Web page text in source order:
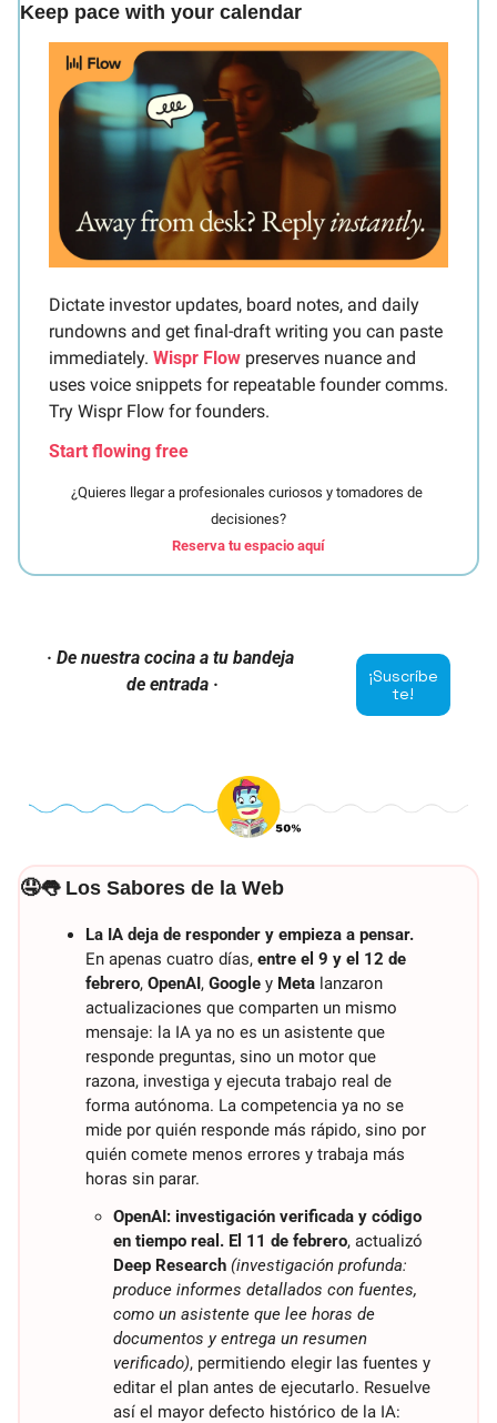
Keep pace with your calendar
Dictate investor updates, board notes, and daily
rundowns and get final-draft writing you can paste
immediately. Wispr Flow preserves nuance and
uses voice snippets for repeatable founder comms.
Try Wispr Flow for founders.
Start flowing free
¿Quieres llegar a profesionales curiosos y tomadores de
decisiones?
Reserva tu espacio aquí
· De nuestra cocina a tu bandeja
de entrada ·
¡Suscríbe
te!
🤤👅 Los Sabores de la Web
La IA deja de responder y empieza a pensar.
En apenas cuatro días, entre el 9 y el 12 de
febrero, OpenAI , Google y Meta lanzaron
actualizaciones que comparten un mismo
mensaje: la IA ya no es un asistente que
responde preguntas, sino un motor que
razona, investiga y ejecuta trabajo real de
forma autónoma. La competencia ya no se
mide por quién responde más rápido, sino por
quién comete menos errores y trabaja más
horas sin parar.
OpenAI: investigación verificada y código
en tiempo real. El 11 de febrero
Deep Research (investigación profunda:
produce informes detallados con fuentes,
como un asistente que lee horas de
documentos y entrega un resumen
verificado), permitiendo elegir las fuentes y
editar el plan antes de ejecutarlo. Resuelve
así el mayor defecto histórico de la IA: